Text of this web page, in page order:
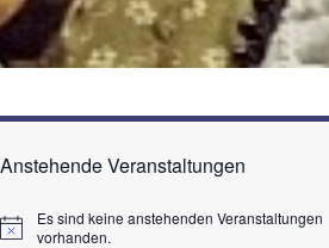
Anstehende Veranstaltungen
Hinweis
Es sind keine anstehenden Veranstaltungen
vorhanden.